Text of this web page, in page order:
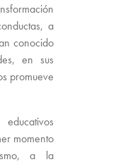
a
conocido
en sus
promueve
momento
a la